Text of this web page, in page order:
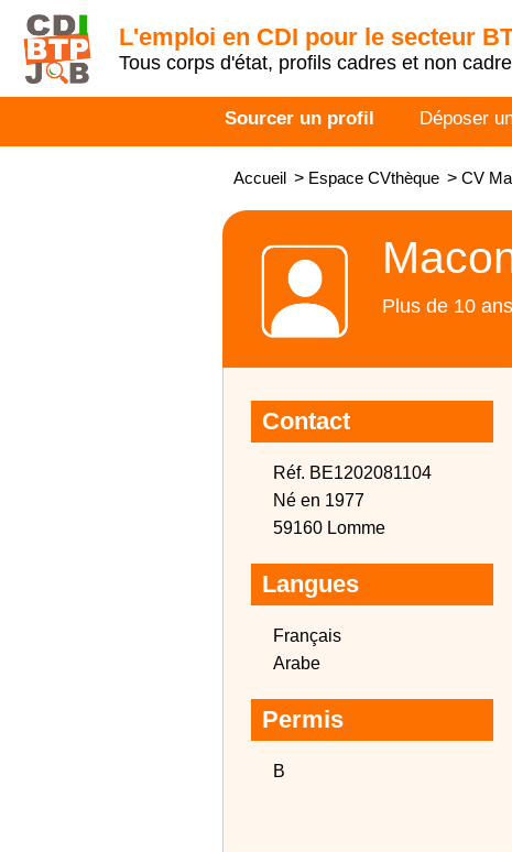
L'emploi en CDI pour le secteur
Tous corps d'état, profils cadres et non
Sourcer un profil Déposer
Accueil > Espace CVthèque > CV
Plus de 10
Contact
Réf. BE1202081104
Né en 1977
59160 Lomme
Langues
Français
Arabe
Permis
B